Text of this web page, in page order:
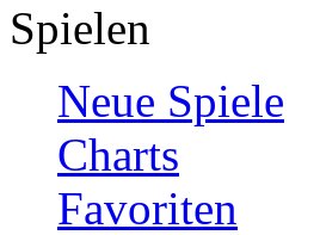
Spielen
Neue Spiele
Charts
Favoriten